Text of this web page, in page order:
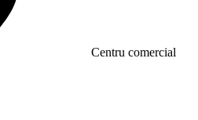
Сentru comercial